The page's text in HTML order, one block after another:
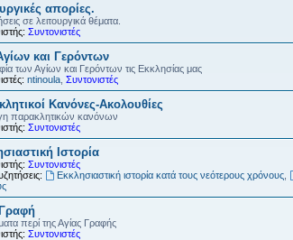
απορίες.
σε λειτουργικά θέματα.
Συντονιστές
και Γερόντων
των Αγίων και Γερόντων τις Εκκλησίας μας
ntinoula Συντονιστές
Κανόνες-Ακολουθίες
παρακλητικών κανόνων
Συντονιστές
Ιστορία
Συντονιστές
Εκκλησιαστική ιστορία κατά τους νεότερους χρόνους,
περί της Αγίας Γραφής
Συντονιστές